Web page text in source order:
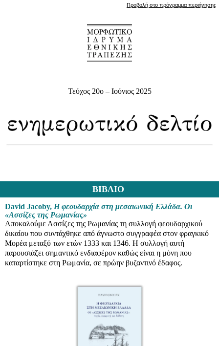
Προβολή στο πρόγραμμα περιήγησης
Τεύχος 20o – Ιούνιος 2025
ΒΙΒΛΙΟ
David Jacoby, Η φεουδαρχία στη μεσαιωνική Ελλάδα. Οι
«Ασσίζες της Ρωμανίας»
Αποκαλούμε Ασσίζες της Ρωμανίας τη συλλογή φεουδαρχικού
δικαίου που συντάχθηκε από άγνωστο συγγραφέα στον φραγκικό
Μορέα μεταξύ των ετών 1333 και 1346. Η συλλογή αυτή
παρουσιάζει σημαντικό ενδιαφέρον καθώς είναι η μόνη που
καταρτίστηκε στη Ρωμανία, σε πρώην βυζαντινό έδαφος.